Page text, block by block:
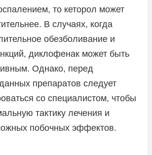
то кеторол может
В случаях, когда
обезболивание и
диклофенак может быть
Однако, перед
препаратов следует
со специалистом, чтобы
тактику лечения и
побочных эффектов.